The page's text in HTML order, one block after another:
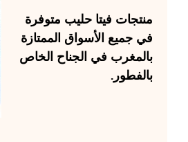
منتجات فيتا حليب متوفرة
في جميع الأسواق الممتازة
بالمغرب في الجناح الخاص
بالفطور.